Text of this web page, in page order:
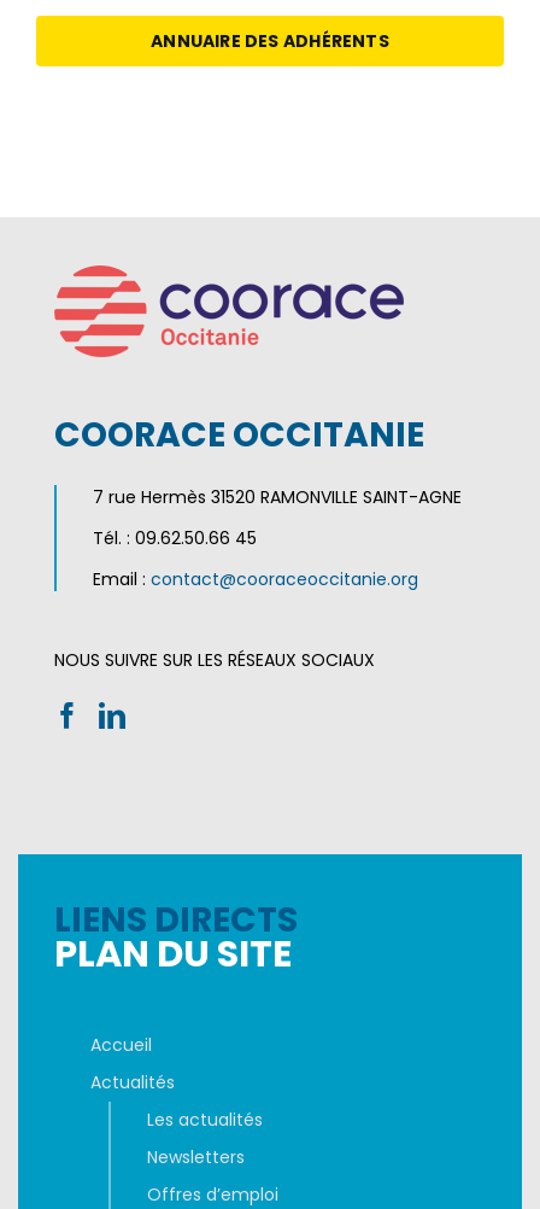
ANNUAIRE DES ADHÉRENTS
COORACE OCCITANIE
7 rue Hermès 31520 RAMONVILLE SAINT-AGNE
Tél. : 09.62.50.66 45
Email : contact@cooraceoccitanie.org
NOUS SUIVRE SUR LES RÉSEAUX SOCIAUX
LIENS DIRECTS
PLAN DU SITE
Accueil
Actualités
Les actualités
Newsletters
Offres d’emploi